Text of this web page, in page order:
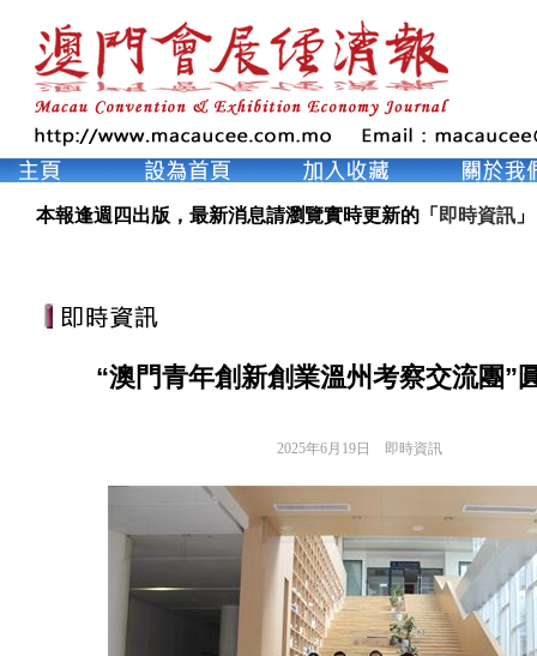
本報逢週四出版，最新消息請瀏覽實時更新的「 即時資訊 」
“澳門青年創新創業溫州考察交流團”
2025年6月19日 即時資訊